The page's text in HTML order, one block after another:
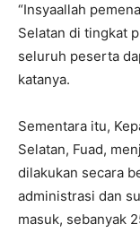
“Insyaallah
Selatan di tingkat
seluruh peserta
katanya.
Sementara itu,
Selatan, Fuad,
dilakukan secara
administrasi dan
masuk, sebanyak